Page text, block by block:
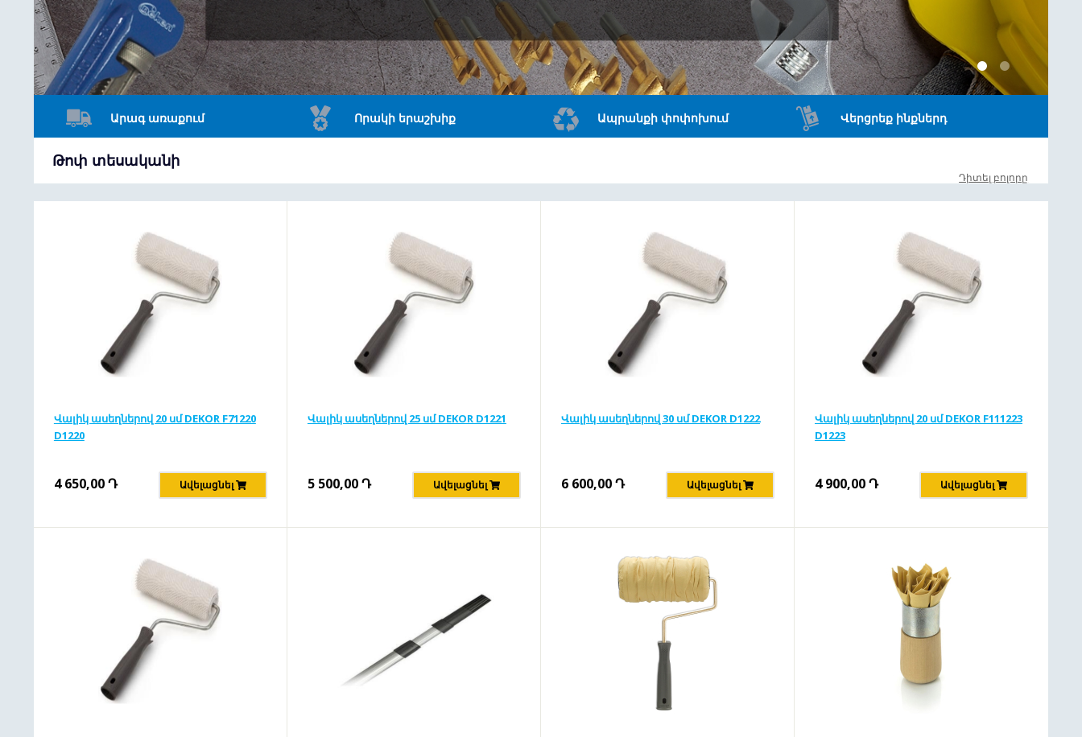
Արագ առաքում Որակի երաշխիք Ապրանքի փոփոխում Վերցրեք ինքներդ
Թոփ տեսականի
Վալիկ ասեղներով 20 սմ DEKOR F71220
D1220
4 650,00Դ Ավելացնել
Վալիկ ասեղներով 25 սմ DEKOR D1221
5 500,00Դ Ավելացնել
Վալիկ ասեղներով 30 սմ DEKOR D1222
6 600,00Դ Ավելացնել
Վալիկ ասեղներով 20 սմ DEKOR F111223
D1223
4 900,00Դ Ավելացնել
Դիտել բոլորը